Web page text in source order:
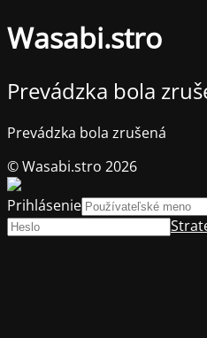
Wasabi.stro
Prevádzka bola
Prevádzka bola zrušená
© Wasabi.stro 2026
Prihlásenie